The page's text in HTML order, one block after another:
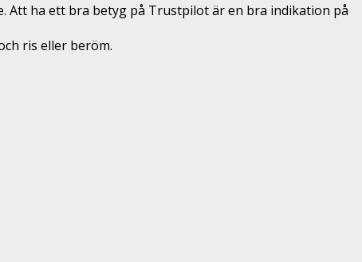
Att ha ett bra betyg på Trustpilot är en bra indikation på
ris eller beröm.